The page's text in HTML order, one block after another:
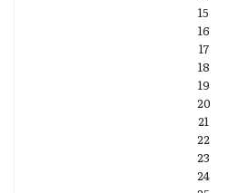
15
16
17
18
19
20
21
22
23
24